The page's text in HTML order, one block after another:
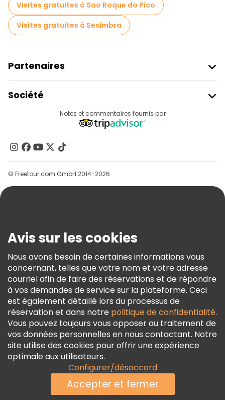
Visites gratuites à Sao Roque do Pico
Visites gratuites à Sesimbra
Partenaires
Connexion Du Fournisseur
Programme D’affiliation
Société
Contactez-Nous
Groupes
Aide
Conditions Générales Et Mentions Légales
Politique En Matière De Cookies
Freetour Prix
Programme De Fidélité
Notes et commentaires fournis par
© Freetour.com GmbH 2014-2026
Avis sur les cookies
Nous avons besoin de certaines informations vous
concernant, telles que votre nom et votre adresse
courriel afin de faire des réservations et de répondre
à vos demandes de service sur la plateforme. Ceci
est également détaillé lors du processus de
réservation et dans notre politique de confidentialité.
Vous pouvez toujours vous opposer au traitement de
vos données personnelles en nous contactant. Notre
site utilise des cookies pour offrir une expérience
optimale aux utilisateurs.
Configurer/désaccord
Accepter et fermer